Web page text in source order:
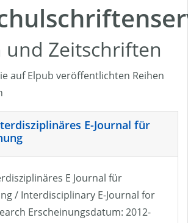
und Zeitschriften
auf Elpub veröffentlichten Reihen
E-Journal für
E Journal für
/ Interdisciplinary E-Journal for
Erscheinungsdatum: 2012-